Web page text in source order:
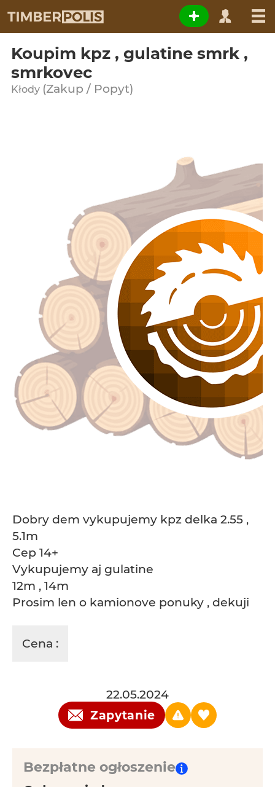
Koupim kpz , gulatine smrk ,
smrkovec
Kłody (Zakup / Popyt)
Dobry dem vykupujemy kpz delka 2.55 ,
5.1m
Cep 14+
Vykupujemy aj gulatine
12m , 14m
Prosim len o kamionove ponuky , dekuji
Cena :
22.05.2024
Zapytanie
Bezpłatne ogłoszenie